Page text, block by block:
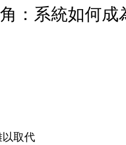
：系統如何成
取代